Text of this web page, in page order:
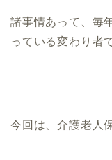
諸事情あって、毎
っている変わり者
今回は、介護老人